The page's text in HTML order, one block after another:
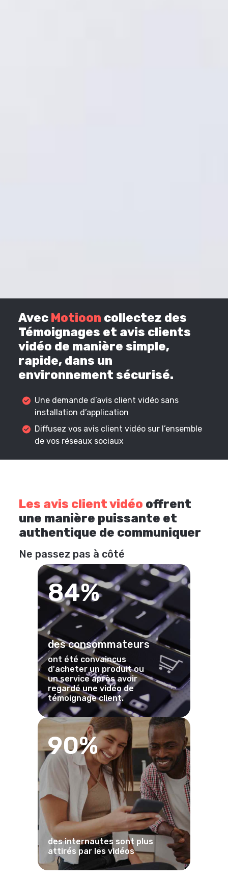
Avec Motioon collectez des
Témoignages et avis clients
vidéo de manière simple,
rapide, dans un
environnement sécurisé.
Une demande d’avis client vidéo sans
installation d’application
Diffusez vos avis client vidéo sur l’ensemble
de vos réseaux sociaux
Les avis client vidéo offrent
une manière puissante et
authentique de communiquer
Ne passez pas à côté
84%
des consommateurs
ont été convaincus
d'acheter un produit ou
un service après avoir
regardé une vidéo de
témoignage client.
90%
des internautes sont plus
attirés par les vidéos